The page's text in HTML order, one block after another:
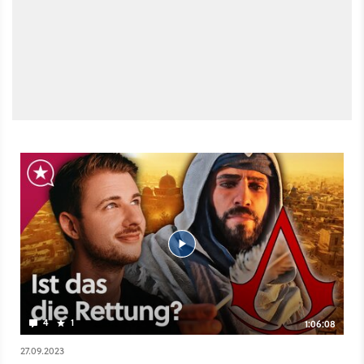
4 1
1:06:08
27.09.2023